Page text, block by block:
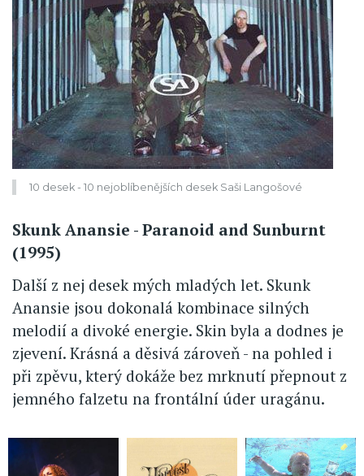
10 desek - 10 nejoblíbenějších desek Saši Langošové
Skunk Anansie - Paranoid and Sunburnt
(1995)
Další z nej desek mých mladých let. Skunk
Anansie jsou dokonalá kombinace silných
melodií a divoké energie. Skin byla a dodnes je
zjevení. Krásná a děsivá zároveň - na pohled i
při zpěvu, který dokáže bez mrknutí přepnout z
jemného falzetu na frontální úder uragánu.